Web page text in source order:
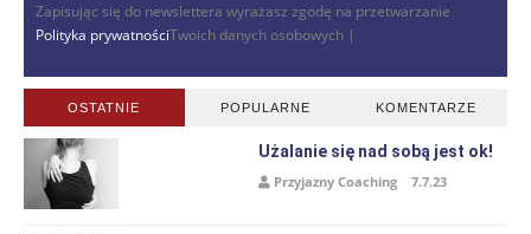
Zapisując się do newslettera wyrażasz zgodę na przetwarzanie
Twoich danych osobowych |
Polityka prywatności
OSTATNIE POPULARNE KOMENTARZE
Użalanie się nad sobą jest ok!
Przyjazny Coaching 7.7.23